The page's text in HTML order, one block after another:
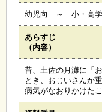
木
覧
幼児向 ～ 小・高学
あらすじ
（内容）
昔、土佐の月灘に「
とき、おじいさんが
病気がなおりかけた